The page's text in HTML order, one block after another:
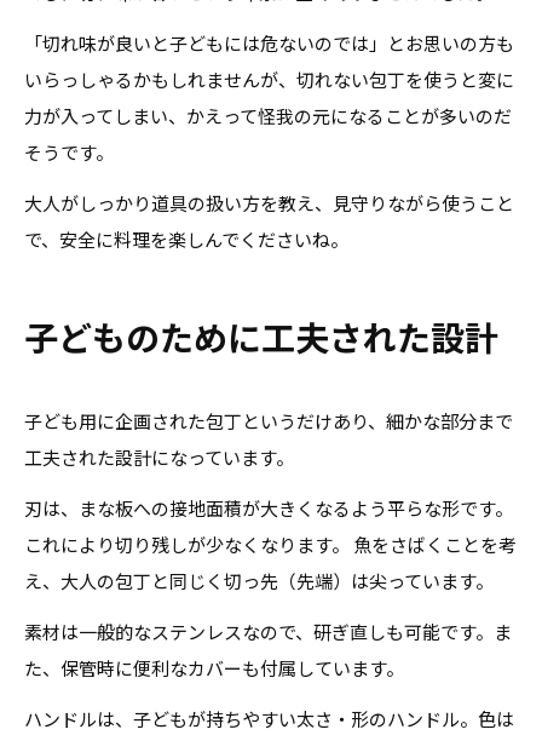
「切れ味が良いと子どもには危ないのでは」とお思いの方も
いらっしゃるかもしれませんが、切れない包丁を使うと変に
力が入ってしまい、かえって怪我の元になることが多いのだ
そうです。
大人がしっかり道具の扱い方を教え、見守りながら使うこと
で、安全に料理を楽しんでくださいね。
子どものために工夫された設計
子ども用に企画された包丁というだけあり、細かな部分まで
工夫された設計になっています。
刃は、まな板への接地面積が大きくなるよう平らな形です。
これにより切り残しが少なくなります。 魚をさばくことを考
え、大人の包丁と同じく切っ先（先端）は尖っています。
素材は一般的なステンレスなので、研ぎ直しも可能です。ま
た、保管時に便利なカバーも付属しています。
ハンドルは、子どもが持ちやすい太さ・形のハンドル。色は